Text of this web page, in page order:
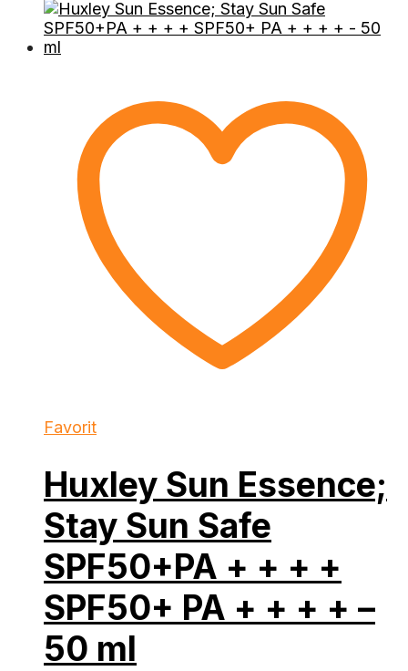
Favorit
Huxley Sun Essence;
Stay Sun Safe
SPF50+PA + + + +
SPF50+ PA + + + + –
50 ml